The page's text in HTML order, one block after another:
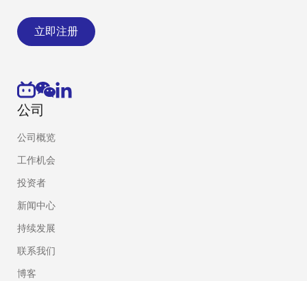
立即注册
公司
公司概览
工作机会
投资者
新闻中心
持续发展
联系我们
博客